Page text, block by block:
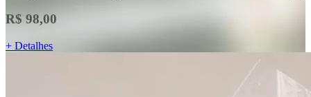
R$ 98,00
+ Detalhes